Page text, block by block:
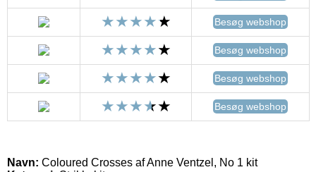
Besøg webshop
Besøg webshop
Besøg webshop
Besøg webshop
Navn: Coloured Crosses af Anne Ventzel, No 1 kit